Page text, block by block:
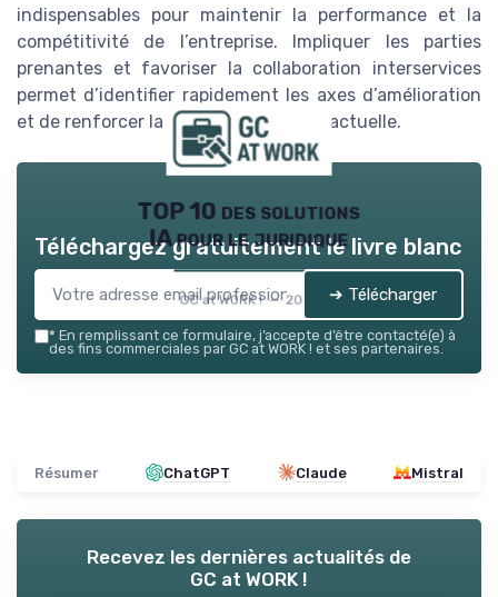
indispensables pour maintenir la performance et la
compétitivité de l’entreprise. Impliquer les parties
prenantes et favoriser la collaboration interservices
permet d’identifier rapidement les axes d’amélioration
et de renforcer la gouvernance contractuelle.
TOP 10 des solutions
IA pour le juridique
GC at WORK ! — 2026
Téléchargez gratuitement le livre blanc
➔ Télécharger
* En remplissant ce formulaire, j’accepte d’être contacté(e) à
des fins commerciales par GC at WORK ! et ses partenaires.
Résumer ChatGPT Claude Mistral
Recevez les dernières actualités de
GC at WORK !